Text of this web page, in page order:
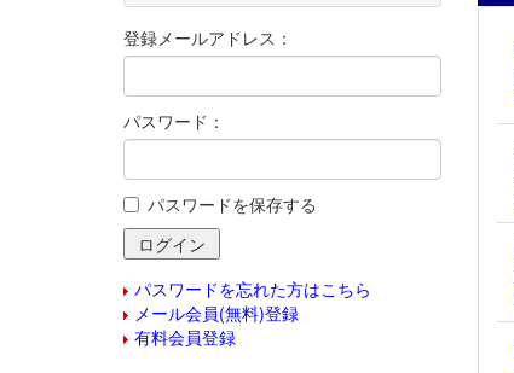
登録メールアドレス：
パスワード：
パスワードを保存する
パスワードを忘れた方はこちら
メール会員(無料)登録
有料会員登録